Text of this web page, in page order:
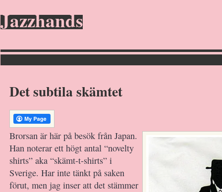
Jazzhands
Det subtila skämtet
Brorsan är här på besök från Japan.
Han noterar ett högt antal “novelty
shirts” aka “skämt-t-shirts” i
Sverige. Har inte tänkt på saken
förut, men jag inser att det stämmer